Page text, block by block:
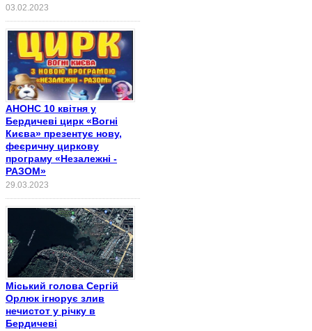
03.02.2023
АНОНС 10 квітня у
Бердичеві цирк «Вогні
Києва» презентує нову,
феєричну циркову
програму «Незалежні -
РАЗОМ»
29.03.2023
Міський голова Сергій
Орлюк ігнорує злив
нечистот у річку в
Бердичеві